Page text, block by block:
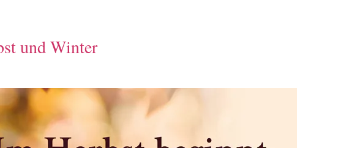
und Winter